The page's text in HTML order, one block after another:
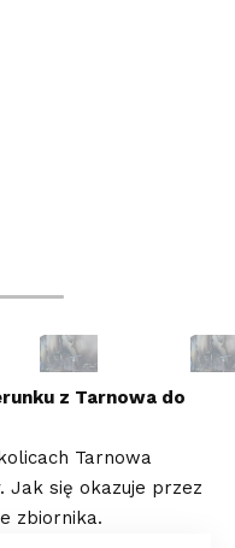
z Tarnowa do
Tarnowa
Jak się okazuje przez
zbiornika.